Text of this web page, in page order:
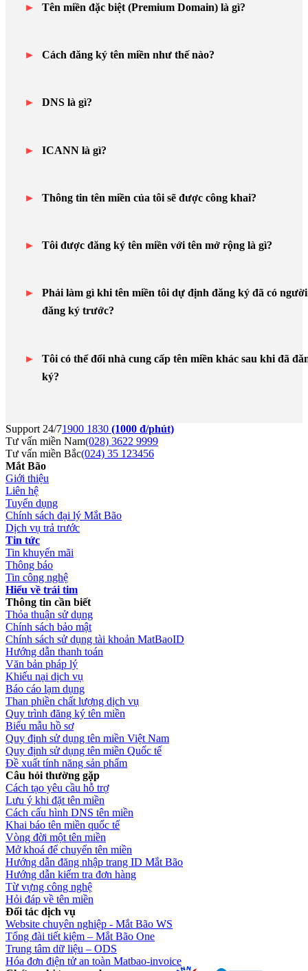
Tên miền đặc biệt (Premium Domain) là gì?
Cách đăng ký tên miền như thế nào?
DNS là gì?
ICANN là gì?
Thông tin tên miền của tôi sẽ được công khai?
Tôi được đăng ký tên miền với tên mở rộng là gì?
Phải làm gì khi tên miền tôi dự định đăng ký đã có người
đăng ký trước?
Tôi có thể đổi nhà cung cấp tên miền khác sau khi đã
ký?
Support 24/71900 1830 (1000 đ/phút)
Tư vấn miền Nam(028) 3622 9999
Tư vấn miền Bắc(024) 35 123456
Mắt Bão
Giới thiệu
Liên hệ
Tuyển dụng
Chính sách đại lý Mắt Bão
Dịch vụ trả trước
Tin tức
Tin khuyến mãi
Thông báo
Tin công nghệ
Hiểu về trái tim
Thông tin cần biết
Thỏa thuận sử dụng
Chính sách bảo mật
Chính sách sử dụng tài khoản MatBaoID
Hướng dẫn thanh toán
Văn bản pháp lý
Khiếu nại dịch vụ
Báo cáo lạm dụng
Than phiền chất lượng dịch vụ
Quy trình đăng ký tên miền
Biểu mẫu hồ sơ
Quy định sử dụng tên miền Việt Nam
Quy định sử dụng tên miền Quốc tế
Đề xuất tính năng sản phẩm
Câu hỏi thường gặp
Cách tạo yêu cầu hỗ trợ
Lưu ý khi đặt tên miền
Cách cấu hình DNS tên miền
Khai báo tên miền quốc tế
Vòng đời một tên miền
Mở khoá để chuyển tên miền
Hướng dẫn đăng nhập trang ID Mắt Bão
Hướng dẫn kiểm tra đơn hàng
Từ vựng công nghệ
Hỏi đáp về tên miền
Đối tác dịch vụ
Website chuyên nghiệp - Mắt Bão WS
Tổng đài tiết kiệm – Mắt Bão One
Trung tâm dữ liệu – ODS
Hóa đơn điện tử an toàn Matbao-invoice